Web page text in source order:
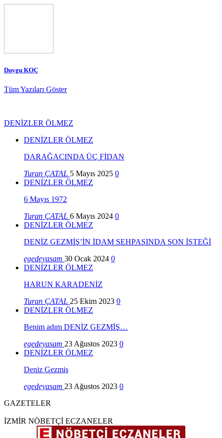
Duygu KOÇ
Tüm Yazıları Göster
DENİZLER ÖLMEZ
DENİZLER ÖLMEZ
DARAĞACINDA ÜÇ FİDAN
Turan ÇATAL 5 Mayıs 2025 0
DENİZLER ÖLMEZ
6 Mayıs 1972
Turan ÇATAL 6 Mayıs 2024 0
DENİZLER ÖLMEZ
DENİZ GEZMİŞ’İN İDAM SEHPASINDA SON İSTEĞİ
egedeyasam 30 Ocak 2024 0
DENİZLER ÖLMEZ
HARUN KARADENİZ
Turan ÇATAL 25 Ekim 2023 0
DENİZLER ÖLMEZ
Benim adım DENİZ GEZMİŞ…
egedeyasam 23 Ağustos 2023 0
DENİZLER ÖLMEZ
Deniz Gezmiş
egedeyasam 23 Ağustos 2023 0
GAZETELER
İZMİR NÖBETÇİ ECZANELER